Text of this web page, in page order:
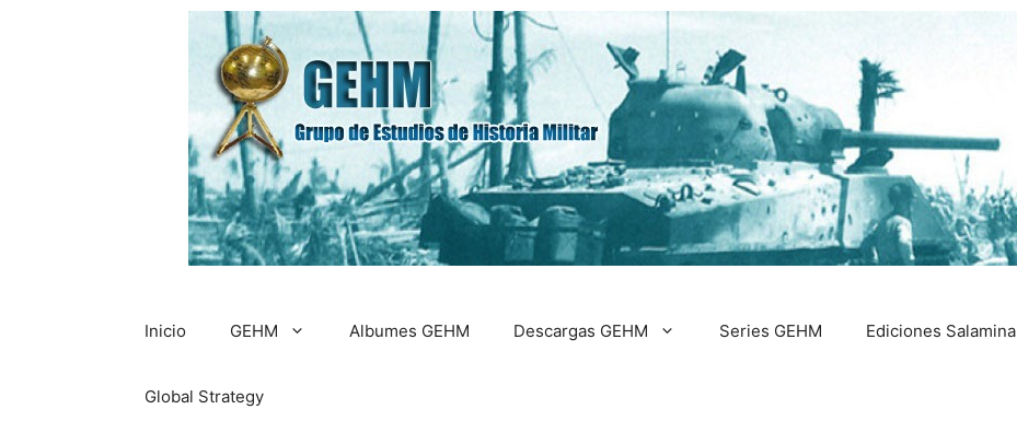
Inicio GEHM Albumes GEHM Descargas GEHM Series GEHM Ediciones Salamina
Global Strategy